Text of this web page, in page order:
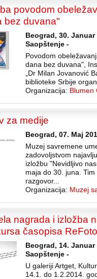
povodom
bez duvana"
Beograd, 30.
Saopštenje -
Povodom
dana bez duvana",
„Dr Milan Jovanović
biblioteke Srbije
Organizacija: Blumen
za medije
Beograd, 07. Maj
Muzej savremene
zadovoljstvom
izložbu "Nevidljivo
maja do 30. juna.
razgovor...
Organizacija: Muzej
nagrada i izložba
časopisa ReFoto
Beograd, 14.
Saopštenje -
U galeriji Artget,
14.1. do 1.2.2014.